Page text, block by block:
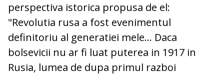
perspectiva istorica propusa de el:
"Revolutia rusa a fost evenimentul
definitoriu al generatiei mele… Daca
bolsevicii nu ar fi luat puterea in 1917 in
Rusia, lumea de dupa primul razboi